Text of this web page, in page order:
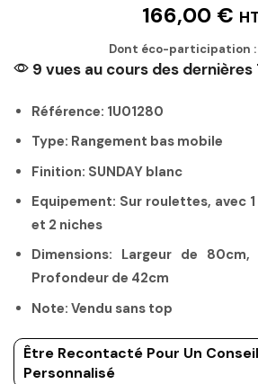
166,00 €
Dont éco-participation :
9 vues au cours des dernières
Référence: 1U01280
Type: Rangement bas mobile
Finition: SUNDAY blanc
Equipement: Sur roulettes, avec
et 2 niches
Dimensions: Largeur de
Profondeur de 42cm
Note: Vendu sans top
Être Recontacté Pour Un
Personnalisé